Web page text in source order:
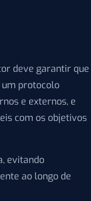
deve garantir que
um protocolo
e externos, e
com os objetivos
evitando
ao longo de